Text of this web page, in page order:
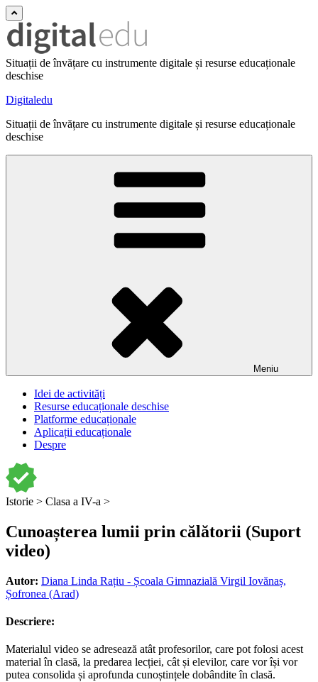
Situații de învățare cu instrumente digitale și resurse educaționale
deschise
Digitaledu
Situații de învățare cu instrumente digitale și resurse educaționale
deschise
Meniu
Idei de activități
Resurse educaționale deschise
Platforme educaționale
Aplicații educaționale
Despre
Istorie > Clasa a IV-a >
Cunoașterea lumii prin călătorii (Suport
video)
Autor: Diana Linda Rațiu - Școala Gimnazială Virgil Iovănaș,
Șofronea (Arad)
Descriere:
Materialul video se adresează atât profesorilor, care pot folosi acest
material în clasă, la predarea lecției, cât și elevilor, care vor își vor
putea consolida și aprofunda cunoștințele dobândite în clasă.